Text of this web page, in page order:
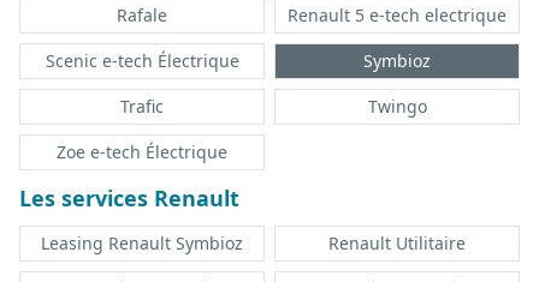
Rafale
Renault 5 e-tech electrique
Scenic e-tech Électrique
Symbioz
Trafic
Twingo
Zoe e-tech Électrique
Les services Renault
Leasing Renault Symbioz
Renault Utilitaire